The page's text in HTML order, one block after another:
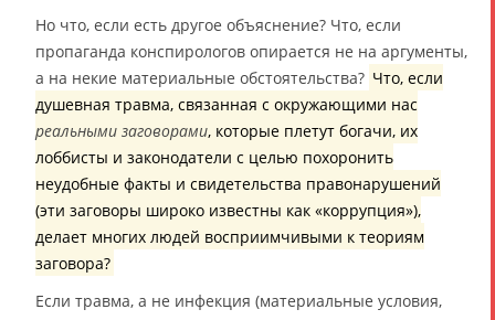
Но что, если есть другое объяснение? Что, если
пропаганда конспирологов опирается не на аргументы,
а на некие материальные обстоятельства? Что, если
душевная травма, связанная с окружающими нас
реальными заговорами, которые плетут богачи, их
лоббисты и законодатели с целью похоронить
неудобные факты и свидетельства правонарушений
(эти заговоры широко известны как «коррупция»),
делает многих людей восприимчивыми к теориям
заговора?
Если травма, а не инфекция (материальные условия,